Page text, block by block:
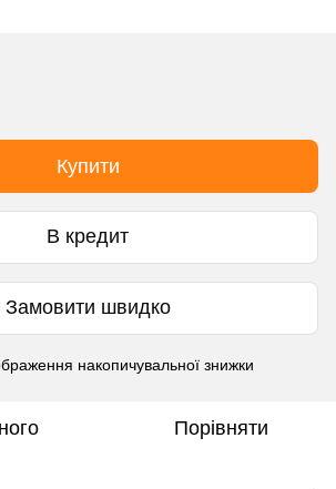
Купити
В кредит
Замовити швидко
накопичувальної знижки
Порівняти